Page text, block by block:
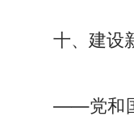
十、建设
——党和国